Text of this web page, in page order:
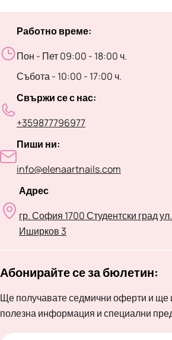
Работно време:
Пон - Пет 09:00 - 18:00 ч.
Събота - 10:00 - 17:00 ч.
Свържи се с нас:
+359877796977
Пиши ни:
info@elenaartnails.com
Адрес
гр. София 1700 Студентски град
Иширков 3
Абонирайте се за бюлетин:
Ще получавате седмични оферти и ще
полезна информация и специални